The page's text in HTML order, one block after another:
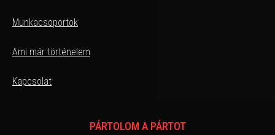
Munkacsoportok
Ami már történelem
Kapcsolat
PÁRTOLOM A PÁRTOT